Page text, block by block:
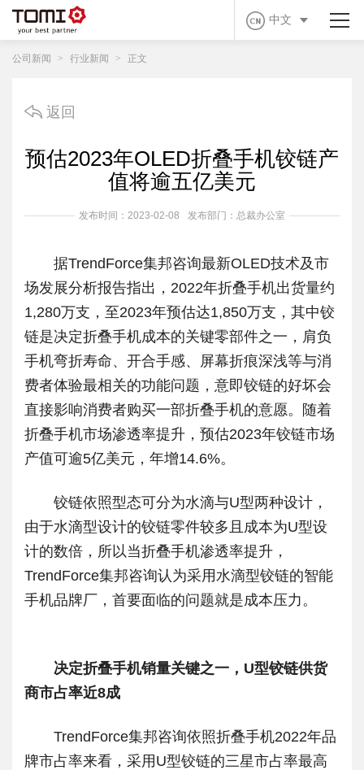
中文
公司新闻 > 行业新闻 > 正文
返回
预估2023年OLED折叠手机铰链产
值将逾五亿美元
发布时间：2023-02-08 发布部门：总裁办公室
据TrendForce集邦咨询最新OLED技术及市
场发展分析报告指出，2022年折叠手机出货量约
1,280万支，至2023年预估达1,850万支，其中铰
链是决定折叠手机成本的关键零部件之一，肩负
手机弯折寿命、开合手感、屏幕折痕深浅等与消
费者体验最相关的功能问题，意即铰链的好坏会
直接影响消费者购买一部折叠手机的意愿。随着
折叠手机市场渗透率提升，预估2023年铰链市场
产值可逾5亿美元，年增14.6%。
铰链依照型态可分为水滴与U型两种设计，
由于水滴型设计的铰链零件较多且成本为U型设
计的数倍，所以当折叠手机渗透率提升，
TrendForce集邦咨询认为采用水滴型铰链的智能
手机品牌厂，首要面临的问题就是成本压力。
决定折叠手机销量关键之一，U型铰链供货
商市占率近8成
TrendForce集邦咨询依照折叠手机2022年品
牌市占率来看，采用U型铰链的三星市占率最高